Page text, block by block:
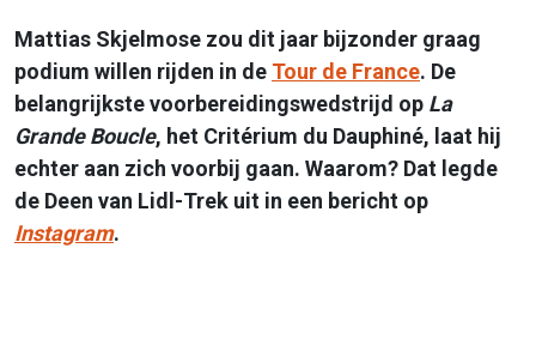
Mattias Skjelmose zou dit jaar bijzonder graag
podium willen rijden in de Tour de France. De
belangrijkste voorbereidingswedstrijd op La
Grande Boucle, het Critérium du Dauphiné, laat hij
echter aan zich voorbij gaan. Waarom? Dat legde
de Deen van Lidl-Trek uit in een bericht op
Instagram.